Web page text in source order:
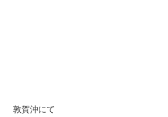
敦賀沖にて